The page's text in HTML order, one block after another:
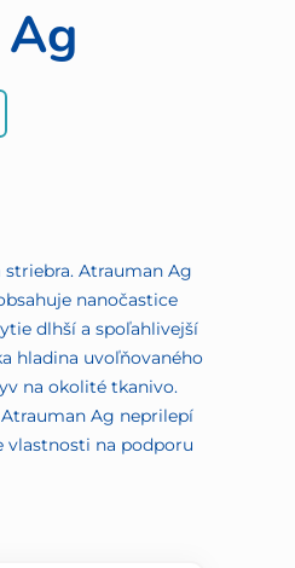
Atrauman Ag
nanočastice
dlhší a spoľahlivejší
hladina uvoľňovaného
na okolité tkanivo.
Ag neprilepí
vlastnosti na podporu